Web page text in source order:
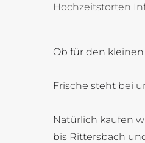
Hochzeitstorten
Ob für den
Frische steht bei
Natürlich kaufen
bis Rittersbach